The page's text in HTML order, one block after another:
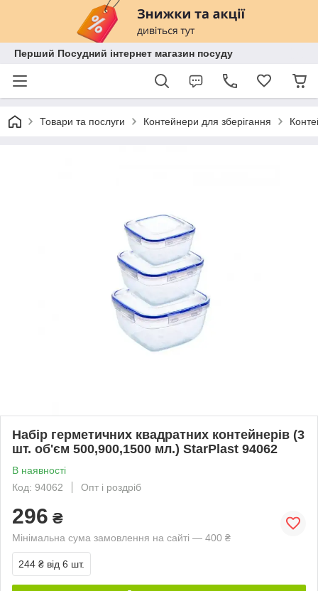
Перший Посудний інтернет магазин посуду
Товари та послуги Контейнери для зберігання
Набір герметичних квадратних контейнерів (3
шт. об'єм 500,900,1500 мл.) StarPlast 94062
В наявності
Код: 94062
Опт і роздріб
296 ₴
Мінімальна сума замовлення на сайті — 400 ₴
244 ₴ від 6 шт.